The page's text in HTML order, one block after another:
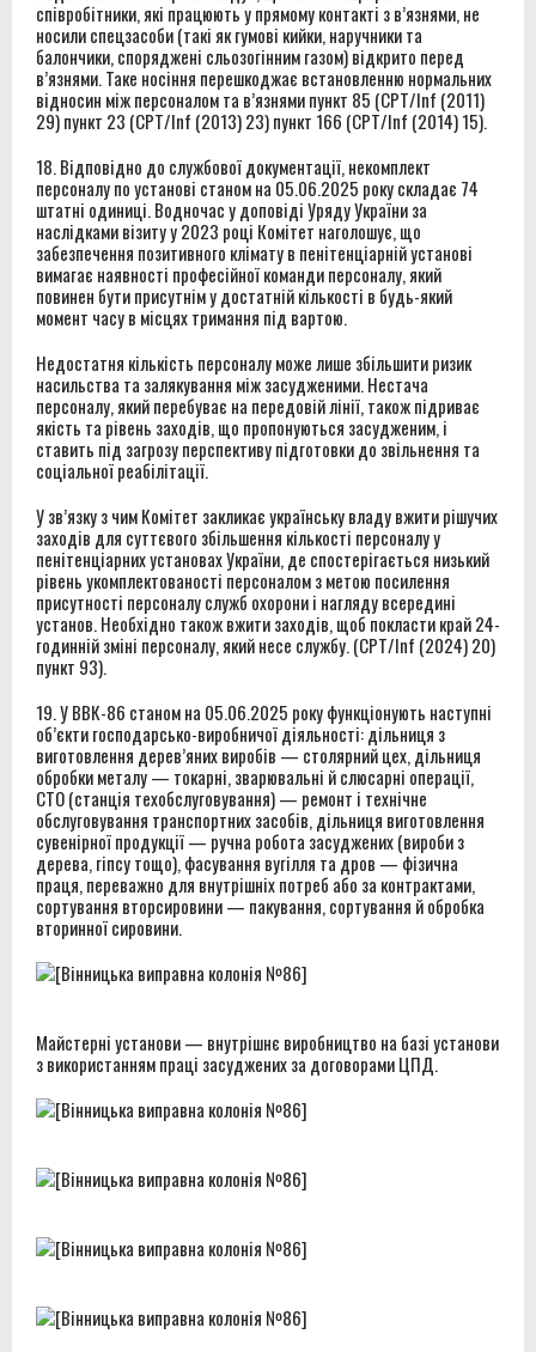
співробітники, які працюють у прямому контакті з в’язнями, не
носили спецзасоби (такі як гумові кийки, наручники та
балончики, споряджені сльозогінним газом) відкрито перед
в’язнями. Таке носіння перешкоджає встановленню нормальних
відносин між персоналом та в’язнями пункт 85 (CPT/Inf (2011)
29) пункт 23 (CPT/Inf (2013) 23) пункт 166 (CPT/Inf (2014) 15).
18. Відповідно до службової документації, некомплект
персоналу по установі станом на 05.06.2025 року складає 74
штатні одиниці. Водночас у доповіді Уряду України за
наслідками візиту у 2023 році Комітет наголошує, що
забезпечення позитивного клімату в пенітенціарній установі
вимагає наявності професійної команди персоналу, який
повинен бути присутнім у достатній кількості в будь-який
момент часу в місцях тримання під вартою.
Недостатня кількість персоналу може лише збільшити ризик
насильства та залякування між засудженими. Нестача
персоналу, який перебуває на передовій лінії, також підриває
якість та рівень заходів, що пропонуються засудженим, і
ставить під загрозу перспективу підготовки до звільнення та
соціальної реабілітації.
У зв’язку з чим Комітет закликає українську владу вжити рішучих
заходів для суттєвого збільшення кількості персоналу у
пенітенціарних установах України, де спостерігається низький
рівень укомплектованості персоналом з метою посилення
присутності персоналу служб охорони і нагляду всередині
установ. Необхідно також вжити заходів, щоб покласти край 24-
годинній зміні персоналу, який несе службу. (CPT/Inf (2024) 20)
пункт 93).
19. У ВВК-86 станом на 05.06.2025 року функціонують наступні
об’єкти господарсько-виробничої діяльності: дільниця з
виготовлення дерев’яних виробів — столярний цех, дільниця
обробки металу — токарні, зварювальні й слюсарні операції,
СТО (станція техобслуговування) — ремонт і технічне
обслуговування транспортних засобів, дільниця виготовлення
сувенірної продукції — ручна робота засуджених (вироби з
дерева, гіпсу тощо), фасування вугілля та дров — фізична
праця, переважно для внутрішніх потреб або за контрактами,
сортування вторсировини — пакування, сортування й обробка
вторинної сировини.
Майстерні установи — внутрішнє виробництво на базі установи
з використанням праці засуджених за договорами ЦПД.